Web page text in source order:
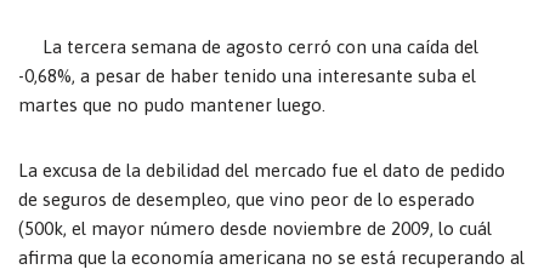
La tercera semana de agosto cerró con una caída del
-0,68%, a pesar de haber tenido una interesante suba el
martes que no pudo mantener luego.
La excusa de la debilidad del mercado fue el dato de pedido
de seguros de desempleo, que vino peor de lo esperado
(500k, el mayor número desde noviembre de 2009, lo cuál
afirma que la economía americana no se está recuperando al